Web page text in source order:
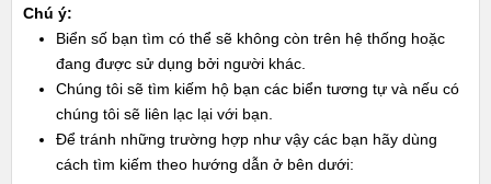
Chú ý:
Biển số bạn tìm có thể sẽ không còn trên hệ thống hoặc
đang được sử dụng bởi người khác.
Chúng tôi sẽ tìm kiếm hộ bạn các biển tương tự và nếu có
chúng tôi sẽ liên lạc lại với bạn.
Để tránh những trường hợp như vậy các bạn hãy dùng
cách tìm kiếm theo hướng dẫn ở bên dưới: